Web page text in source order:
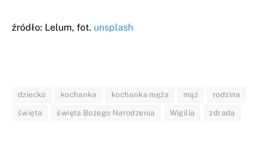
źródło: Lelum, fot. unsplash
dziecko kochanka kochanka męża mąż rodzina
święta święta Bożego Narodzenia Wigilia zdrada